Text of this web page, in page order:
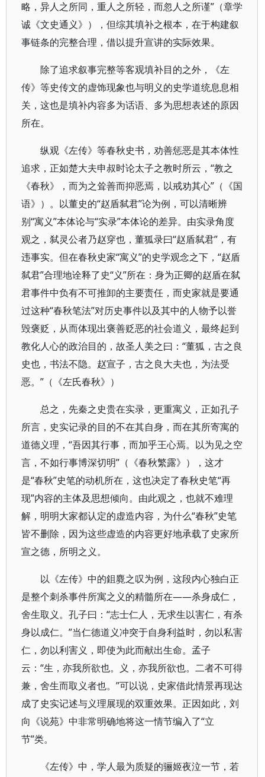
略，异人之所同，重人之所轻，而忽人之所谨”（章学
诚《文史通义》），但综其填补之根本，在于构建叙
事链条的完整合理，借以提升宣讲的实际效果。
除了追求叙事完整等客观填补目的之外，《左
传》等史传文的虚饰现象也与明义的史学道统息息相
关，这也是填补内容多为话语、多为思想表述的原因
所在。
纵观《左传》等春秋史书，劝善惩恶是其本体性
追求，正如楚大夫申叔时论太子之教时所云，“教之
《春秋》，而为之耸善而抑恶焉，以戒劝其心”（《国
语》）。以董史的“赵盾弑君”论为例，可以清晰辨
别“寓义”本体论与“实录”本体论的差异。由实录角度
观之，弑灵公者乃赵穿也，董狐录曰“赵盾弑君”，有
违事实。但在春秋史家“寓义”的史学观念之下，“赵盾
弑君”合理地诠释了史“义”所在：身为正卿的赵盾在弑
君事件中负有不可推卸的主要责任，而史家就是要通
过这种“春秋笔法”对历史事件以及其中的人物予以誉
毁褒贬，从而体现出褒善贬恶的社会道义，最终起到
教化人心的政治目的，故圣人美之曰：“董狐，古之良
史也，书法不隐。赵宣子，古之良大夫也，为法受
恶。”（《左氏春秋》）
总之，先秦之史贵在实录，更重寓义，正如孔子
所言，史实记录的目的不在其自身，而在其所寄寓的
道德义理，“吾因其行事，而加乎王心焉。以为见之空
言，不如行事博深切明”（《春秋繁露》），这才
是“春秋”史笔的动机所在，这也决定了春秋史笔“再
现”内容的主体及思想倾向。由此观之，也就不难理
解，明明大家都认定的虚造内容，为什么“春秋”史笔
皆不删除，因为这些虚造的内容更好地承载了史家所
宣之德，所明之义。
以《左传》中的鉏麑之叹为例，这段内心独白正
是整个刺杀事件所寓之义的精髓所在——杀身成仁，
舍生取义。孔子曰：“志士仁人，无求生以害仁，有杀
身以成仁。”当仁德道义冲突于自身利益时，勿以私害
仁，勿以利害义，即使为此而献出生命。孟子
云：“生，亦我所欲也。义，亦我所欲也。二者不可得
兼，舍生而取义者也。”可以说，史家借此情景再现达
成了史实记述与义理展现的双重效果。正因如此，刘
向《说苑》中非常明确地将这一情节编入了“立
节”类。
《左传》中，学人最为质疑的骊姬夜泣一节，若